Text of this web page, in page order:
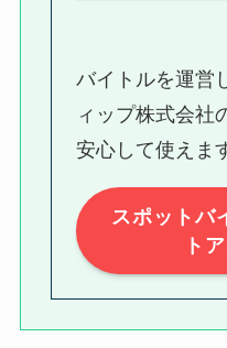
バイトルを運営
ィップ株式会社
安心して使えま
スポットバ
ト